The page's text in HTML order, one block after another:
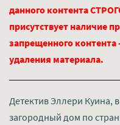
данного контента
присутствует наличие
запрещенного контента
удаления материала.
Детектив Эллери Куина,
загородный дом по